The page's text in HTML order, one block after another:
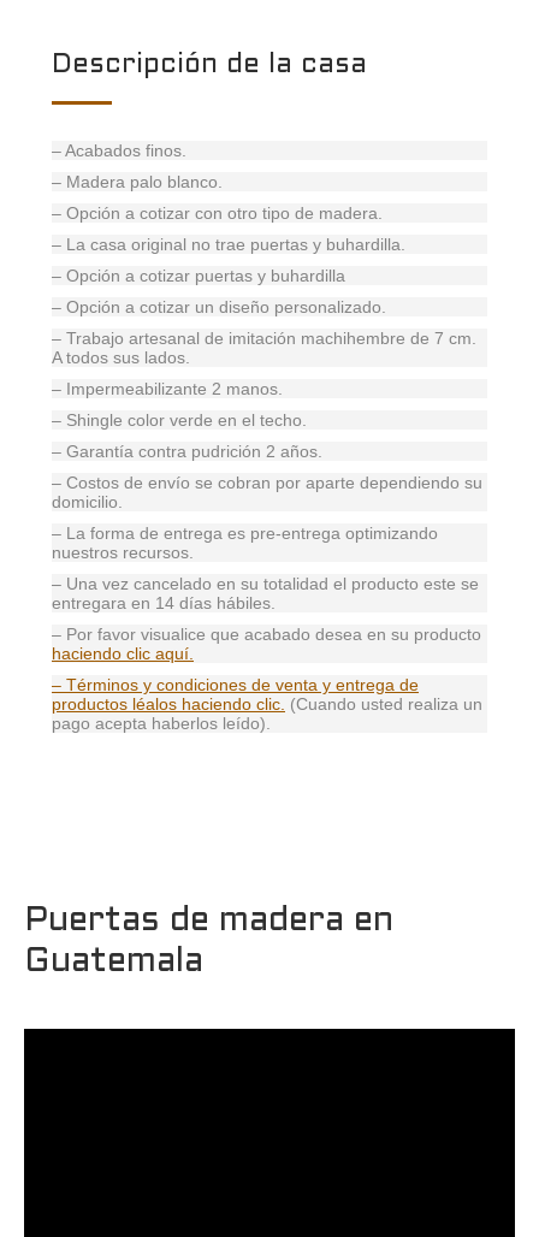
Descripción de la casa
– Acabados finos.
– Madera palo blanco.
– Opción a cotizar con otro tipo de madera.
– La casa original no trae puertas y buhardilla.
– Opción a cotizar puertas y buhardilla
– Opción a cotizar un diseño personalizado.
– Trabajo artesanal de imitación machihembre de 7 cm.
A todos sus lados.
– Impermeabilizante 2 manos.
– Shingle color verde en el techo.
– Garantía contra pudrición 2 años.
– Costos de envío se cobran por aparte dependiendo su
domicilio.
– La forma de entrega es pre-entrega optimizando
nuestros recursos.
– Una vez cancelado en su totalidad el producto este se
entregara en 14 días hábiles.
– Por favor visualice que acabado desea en su producto
haciendo clic aquí.
– Términos y condiciones de venta y entrega de
productos léalos haciendo clic. (Cuando usted realiza un
pago acepta haberlos leído).
Puertas de madera en
Guatemala